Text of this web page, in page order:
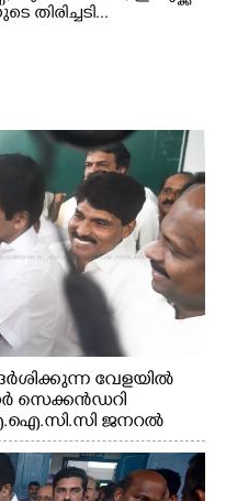
തിരിച്ചടി...
വേളയിൽ
സെക്കൻഡറി
ജനറൽ
എം.പി കുരുന്നിനെ
എക്സൈസ്
മന്ത്രി ടി. സിദ്ദിഖ്,